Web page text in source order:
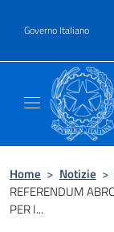
Governo Italiano
Home > Notizie >
REFERENDUM
PER I...